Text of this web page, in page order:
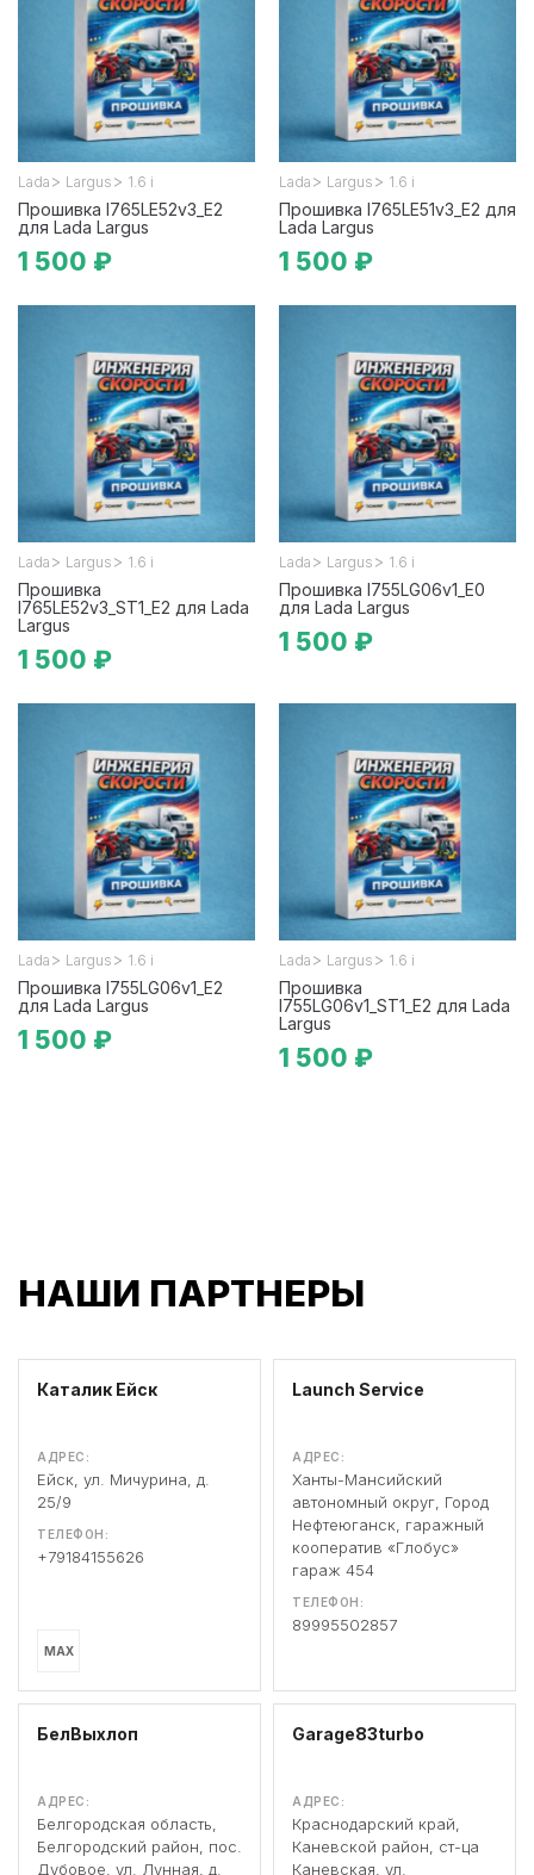
Lada > Largus > 1.6 i
Прошивка I765LE52v3_E2
для Lada Largus
1 500 ₽
Lada > Largus > 1.6 i
Прошивка I765LE51v3_E2 для
Lada Largus
1 500 ₽
Lada > Largus > 1.6 i
Прошивка
I765LE52v3_ST1_E2 для Lada
Largus
1 500 ₽
Lada > Largus > 1.6 i
Прошивка I755LG06v1_E0
для Lada Largus
1 500 ₽
Lada > Largus > 1.6 i
Прошивка I755LG06v1_E2
для Lada Largus
1 500 ₽
Lada > Largus > 1.6 i
Прошивка
I755LG06v1_ST1_E2 для Lada
Largus
1 500 ₽
НАШИ ПАРТНЕРЫ
Каталик Ейск
АДРЕС:
Ейск, ул. Мичурина, д.
25/9
ТЕЛЕФОН:
+79184155626
MAX
Launch Service
АДРЕС:
Ханты-Мансийский
автономный округ, Город
Нефтеюганск, гаражный
кооператив «Глобус»
гараж 454
ТЕЛЕФОН:
89995502857
БелВыхлоп
АДРЕС:
Белгородская область,
Белгородский район, пос.
Дубовое, ул. Лунная, д.
Garage83turbo
АДРЕС:
Краснодарский край,
Каневской район, ст-ца
Каневская, ул.